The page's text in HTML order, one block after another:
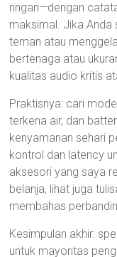
ringan—dengan
maksimal. Jika Anda
teman atau
bertenaga atau
kualitas audio kritis
Praktisnya: cari
terkena air, dan
kenyamanan sehari
kontrol dan latency
aksesori yang saya
belanja, lihat juga
membahas
Kesimpulan akhir:
untuk mayoritas